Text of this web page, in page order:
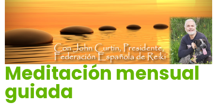
Meditación mensual
guiada